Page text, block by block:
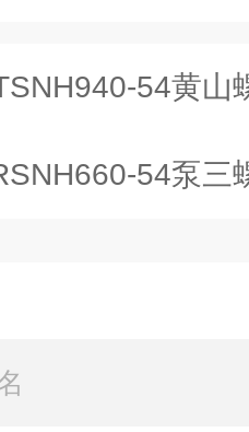
54黄山
54泵三